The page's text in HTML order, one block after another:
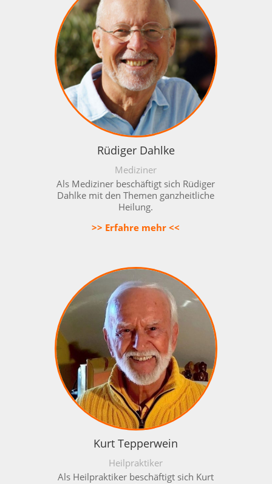
Rüdiger Dahlke
Mediziner
Als Mediziner beschäftigt sich Rüdiger
Dahlke mit den Themen ganzheitliche
Heilung.
>> Erfahre mehr <<
Kurt Tepperwein
Heilpraktiker
Als Heilpraktiker beschäftigt sich Kurt